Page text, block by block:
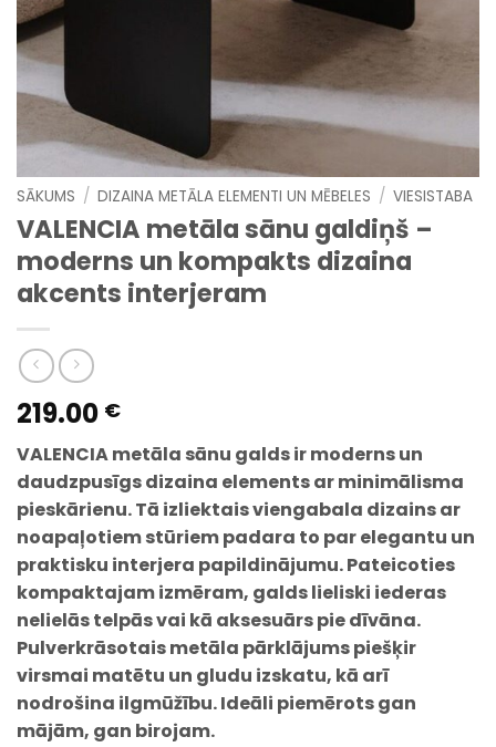
SĀKUMS / DIZAINA METĀLA ELEMENTI UN MĒBELES / VIESISTABA
VALENCIA metāla sānu galdiņš –
moderns un kompakts dizaina
akcents interjeram
219.00 €
VALENCIA metāla sānu galds ir moderns un
daudzpusīgs dizaina elements ar minimālisma
pieskārienu. Tā izliektais viengabala dizains ar
noapaļotiem stūriem padara to par elegantu un
praktisku interjera papildinājumu. Pateicoties
kompaktajam izmēram, galds lieliski iederas
nelielās telpās vai kā aksesuārs pie dīvāna.
Pulverkrāsotais metāla pārklājums piešķir
virsmai matētu un gludu izskatu, kā arī
nodrošina ilgmūžību. Ideāli piemērots gan
mājām, gan birojam.